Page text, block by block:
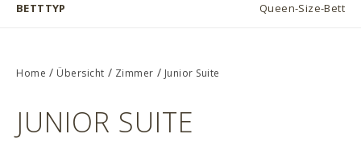
BETTTYP Queen-Size-Bett
Home / Übersicht / Zimmer / Junior Suite
JUNIOR SUITE